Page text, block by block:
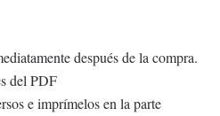
después de la compra.
del PDF
e imprímelos en la parte